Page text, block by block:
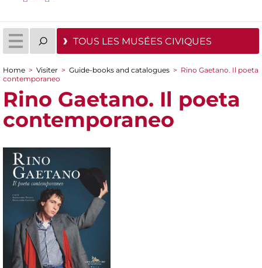
TOUS LES MUSÉES CIVIQUES
You are here
Home > Visiter > Guide-books and catalogues > Rino Gaetano. Il poeta
contemporaneo
Rino Gaetano. Il poeta
contemporaneo